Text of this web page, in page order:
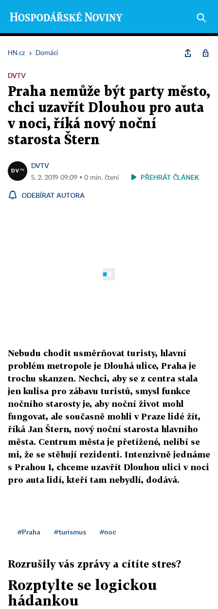
HN.cz › Domácí
DVTV
Praha nemůže být party město,
chci uzavřít Dlouhou pro auta
v noci, říká nový noční
starosta Štern
DVTV
5. 2. 2019 09:09 ▪ 0 min. čtení PŘEHRÁT ČLÁNEK
ODEBÍRAT AUTORA
Nebudu chodit usměrňovat turisty, hlavní
problém metropole je Dlouhá ulice, Praha je
trochu skanzen. Nechci, aby se z centra stala
jen kulisa pro zábavu turistů, smysl funkce
nočního starosty je, aby noční život mohl
fungovat, ale současně mohli v Praze lidé žít,
říká Jan Štern, nový noční starosta hlavního
města. Centrum města je přetížené, nelíbí se
mi, že se stěhují rezidenti. Intenzivně jednáme
s Prahou 1, chceme uzavřít Dlouhou ulici v noci
pro auta lidí, kteří tam nebydlí, dodává.
#Praha #turismus #noc
Rozrušily vás zprávy a cítíte stres?
Rozptylte se logickou
hádankou